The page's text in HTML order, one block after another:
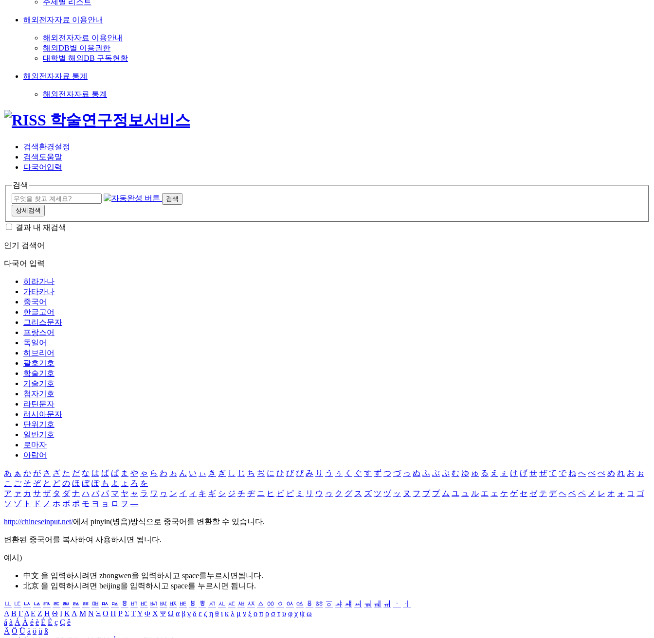
주제별 리스트
해외전자자료 이용안내
해외전자자료 이용안내
해외DB별 이용권한
대학별 해외DB 구독현황
해외전자자료 통계
해외전자자료 통계
검색환경설정
검색도움말
다국어입력
검색
검색
상세검색
결과 내 재검색
인기 검색어
다국어 입력
히라가나
가타카나
중국어
한글고어
그리스문자
프랑스어
독일어
히브리어
괄호기호
학술기호
기술기호
첨자기호
라틴문자
러시아문자
단위기호
일반기호
로마자
아랍어
あ ぁ か が さ ざ た だ な は ば ぱ ま や ゃ ら わ ゎ ん い ぃ き ぎ し じ ち ぢ に ひ び ぴ み り う ぅ く ぐ す ず つ づ っ ぬ ふ ぶ ぷ む ゆ ゅ る え ぇ け げ せ ぜ て で ね へ べ ぺ め れ お ぉ
こ ご そ ぞ と ど の ほ ぼ ぽ も よ ょ ろ を
ア ァ カ サ ザ タ ダ ナ ハ バ パ マ ヤ ャ ラ ワ ヮ ン イ ィ キ ギ シ ジ チ ヂ ニ ヒ ビ ピ ミ リ ウ ゥ ク グ ス ズ ツ ヅ ッ ヌ フ ブ プ ム ユ ュ ル エ ェ ケ ゲ セ ゼ テ デ ヘ ベ ペ メ レ オ ォ コ ゴ
ソ ゾ ト ド ノ ホ ボ ポ モ ヨ ョ ロ ヲ ―
http://chineseinput.net/에서 pinyin(병음)방식으로 중국어를 변환할 수 있습니다.
변환된 중국어를 복사하여 사용하시면 됩니다.
예시)
中文 을 입력하시려면 zhongwen을 입력하시고 space를누르시면됩니다.
北京 을 입력하시려면 beijing을 입력하시고 space를 누르시면 됩니다.
ㅥ ㅦ ㅧ ㅨ ㅩ ㅪ ㅫ ㅬ ㅭ ㅮ ㅯ ㅰ ㅱ ㅲ ㅳ ㅴ ㅵ ㅶ ㅷ ㅸ ㅹ ㅺ ㅻ ㅼ ㅽ ㅾ ㅿ ㆀ ㆁ ㆂ ㆃ ㆄ ㆅ ㆆ ㆇ ㆈ ㆉ ㆊ ㆋ ㆌ ㆍ
ㆎ
Α Β ΓΔ Ε Ζ Η Θ Ι ΚΛ Μ Ν Ξ Ο Π Ρ Σ ΤΥ Φ Χ Ψ Ω α β γ δ ε ζ η θ ι κ λ μ ν ξ ο π ρ σ τ υ φ χ ψ ω
á à Á À é è É È ç Ç ê
Ä Ö Ü ä ö ü ß